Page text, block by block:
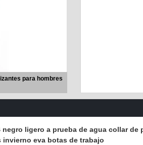
para hombres
negro ligero a prueba de agua collar de
invierno eva botas de trabajo